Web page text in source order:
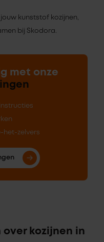
kunststof kozijnen,
bij Skodora.
met onze
het-zelvers
kozijnen in